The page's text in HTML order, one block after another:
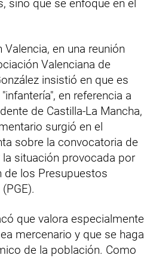
sino que se enfoque en el
en una reunión
Valenciana de
insistió en que es
en referencia a
de Castilla-La Mancha,
surgió en el
sobre la convocatoria de
situación provocada por
de los Presupuestos
que valora especialmente
mercenario y que se haga
de la población. Como